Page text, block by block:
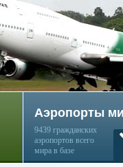
Аэропорты
9439 гражданских
аэропортов всего
мира в базе